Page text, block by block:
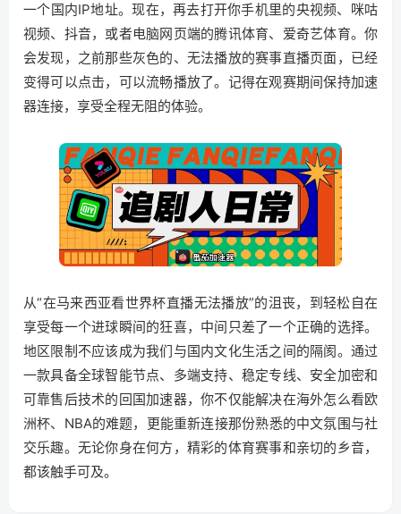
一个国内IP地址。现在，再去打开你手机里的央视频、咪咕
视频、抖音，或者电脑网页端的腾讯体育、爱奇艺体育。你
会发现，之前那些灰色的、无法播放的赛事直播页面，已经
变得可以点击，可以流畅播放了。记得在观赛期间保持加速
器连接，享受全程无阻的体验。
从“在马来西亚看世界杯直播无法播放”的沮丧，到轻松自在
享受每一个进球瞬间的狂喜，中间只差了一个正确的选择。
地区限制不应该成为我们与国内文化生活之间的隔阂。通过
一款具备全球智能节点、多端支持、稳定专线、安全加密和
可靠售后技术的回国加速器，你不仅能解决在海外怎么看欧
洲杯、NBA的难题，更能重新连接那份熟悉的中文氛围与社
交乐趣。无论你身在何方，精彩的体育赛事和亲切的乡音，
都该触手可及。